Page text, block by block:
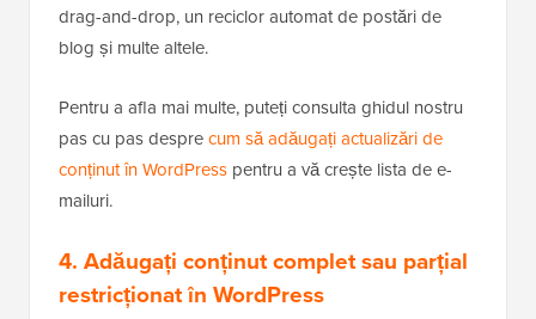
drag-and-drop, un reciclor automat de postări de
blog și multe altele.
Pentru a afla mai multe, puteți consulta ghidul nostru
pas cu pas desprecum să adăugați actualizări de
conținut în WordPress pentru a vă crește lista de e-
mailuri.
4. Adăugați conținut complet sau parțial
restricționat în WordPress